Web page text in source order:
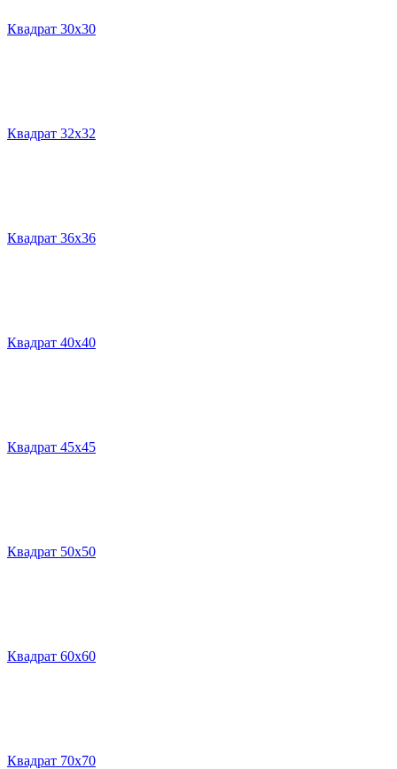
Квадрат 30х30
Квадрат 32х32
Квадрат 36х36
Квадрат 40х40
Квадрат 45х45
Квадрат 50х50
Квадрат 60х60
Квадрат 70х70